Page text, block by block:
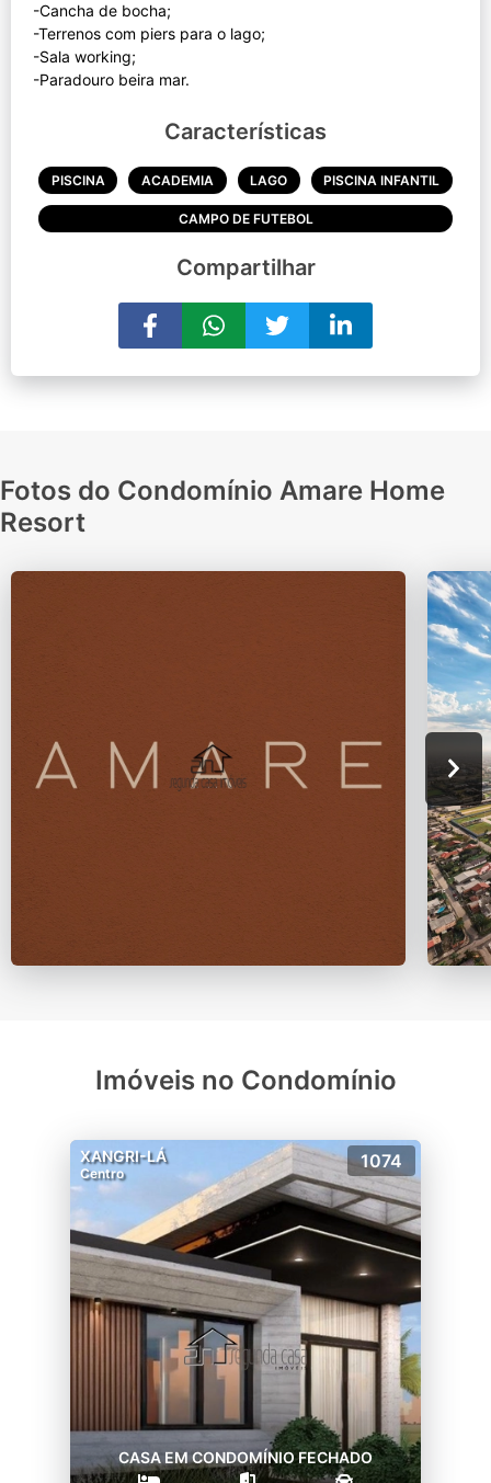
-Cancha de bocha;
-Terrenos com piers para o lago;
-Sala working;
Características
PISCINA ACADEMIA LAGO PISCINA INFANTIL
CAMPO DE FUTEBOL
Compartilhar
Fotos do Condomínio Amare Home
Resort
Imóveis no Condomínio
XANGRI-LÁ
Centro
1074
CASA EM CONDOMÍNIO FECHADO